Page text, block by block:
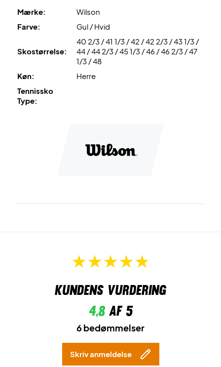
skoen med transparent materiale ved den yderste del at
Farve: WHT/SFTY YELL
Mærke:
Wilson
Farve:
Gul / Hvid
Skostørrelse:
40 2/3 / 41 1/3 / 42 / 42 2/3 / 43 1/3 /
44 / 44 2/3 / 45 1/3 / 46 / 46 2/3 / 47
1/3 / 48
Køn:
Herre
Tennissko
Type:
Kundens vurdering
4,8af 5
6 bedømmelser
Skriv anmeldelse